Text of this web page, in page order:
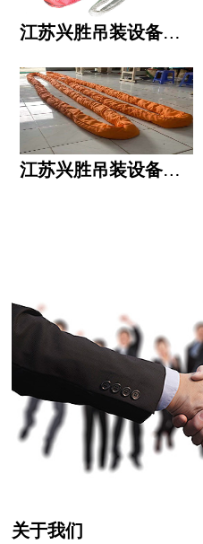
江苏兴胜吊装设备有限公司的用人标准
江苏兴胜吊装设备有限公司五大透明
关于我们